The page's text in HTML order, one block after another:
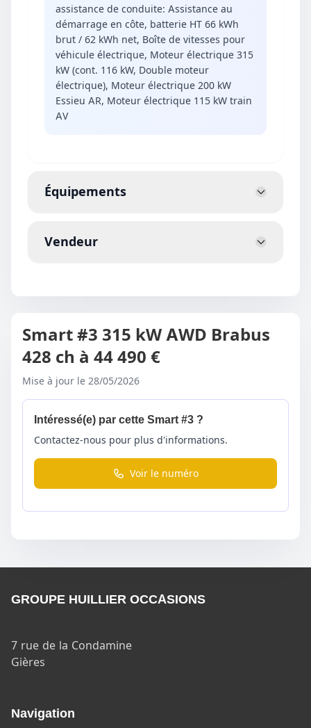
assistance de conduite: Assistance au
démarrage en côte, batterie HT 66 kWh
brut / 62 kWh net, Boîte de vitesses pour
véhicule électrique, Moteur électrique 315
kW (cont. 116 kW, Double moteur
électrique), Moteur électrique 200 kW
Essieu AR, Moteur électrique 115 kW train
AV
Équipements
Vendeur
Smart #3 315 kW AWD Brabus
428 ch à 44 490 €
Mise à jour le 28/05/2026
Intéressé(e) par cette Smart #3 ?
Contactez-nous pour plus d'informations.
Voir le numéro
GROUPE HUILLIER OCCASIONS
7 rue de la Condamine
Gières
Navigation